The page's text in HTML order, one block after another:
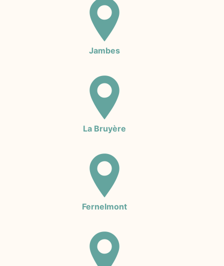
Jambes
La Bruyère
Fernelmont